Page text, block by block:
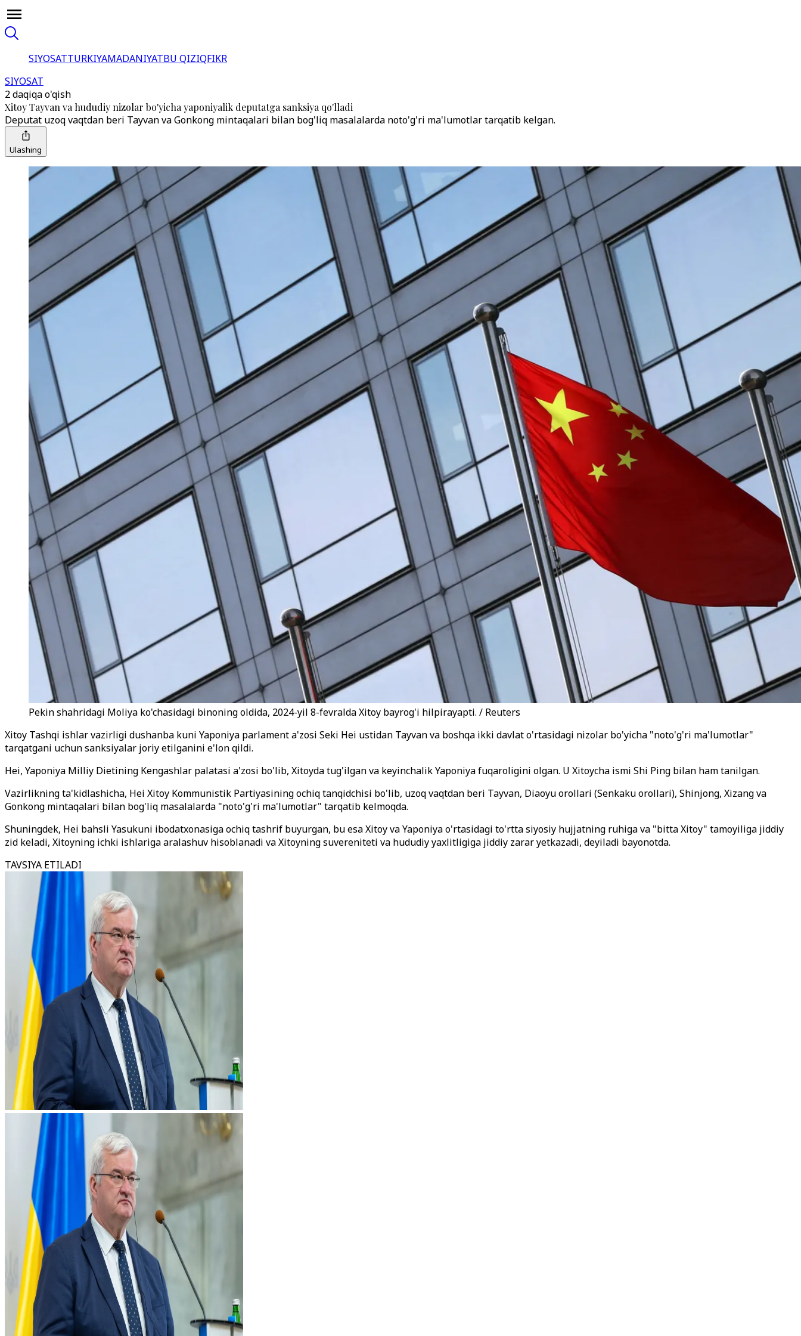
SIYOSATTURKIYAMADANIYATBU QIZIQFIKR
SIYOSAT
2 daqiqa o'qish
Xitoy Tayvan va hududiy nizolar bo'yicha yaponiyalik deputatga sanksiya qo'lladi
Deputat uzoq vaqtdan beri Tayvan va Gonkong mintaqalari bilan bog'liq masalalarda noto'g'ri ma'lumotlar tarqatib kelgan.
Ulashing
Pekin shahridagi Moliya ko'chasidagi binoning oldida, 2024-yil 8-fevralda Xitoy bayrog'i hilpirayapti. / Reuters
Xitoy Tashqi ishlar vazirligi dushanba kuni Yaponiya parlament a'zosi Seki Hei ustidan Tayvan va boshqa ikki davlat o'rtasidagi nizolar bo'yicha "noto'g'ri ma'lumotlar"
tarqatgani uchun sanksiyalar joriy etilganini e'lon qildi.
Hei, Yaponiya Milliy Dietining Kengashlar palatasi a'zosi bo'lib, Xitoyda tug'ilgan va keyinchalik Yaponiya fuqaroligini olgan. U Xitoycha ismi Shi Ping bilan ham tanilgan.
Vazirlikning ta'kidlashicha, Hei Xitoy Kommunistik Partiyasining ochiq tanqidchisi bo'lib, uzoq vaqtdan beri Tayvan, Diaoyu orollari (Senkaku orollari), Shinjong, Xizang va
Gonkong mintaqalari bilan bog'liq masalalarda "noto'g'ri ma'lumotlar" tarqatib kelmoqda.
Shuningdek, Hei bahsli Yasukuni ibodatxonasiga ochiq tashrif buyurgan, bu esa Xitoy va Yaponiya o'rtasidagi to'rtta siyosiy hujjatning ruhiga va "bitta Xitoy" tamoyiliga jiddiy
zid keladi, Xitoyning ichki ishlariga aralashuv hisoblanadi va Xitoyning suvereniteti va hududiy yaxlitligiga jiddiy zarar yetkazadi, deyiladi bayonotda.
TAVSIYA ETILADI